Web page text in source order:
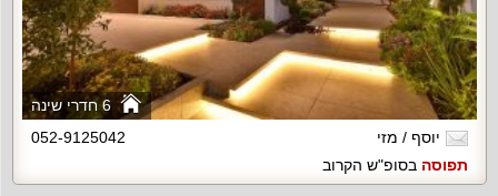
6 חדרי שינה
יוסף / מזי
052-9125042
תפוסה בסופ"ש הקרוב